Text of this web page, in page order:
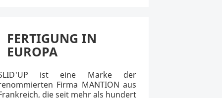
FERTIGUNG IN
EUROPA
ist eine Marke der
Firma MANTION aus
die seit mehr als hundert